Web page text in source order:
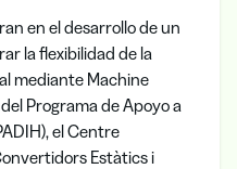
en el desarrollo de un
la flexibilidad de la
mediante Machine
Programa de Apoyo a
el Centre
Estàtics i